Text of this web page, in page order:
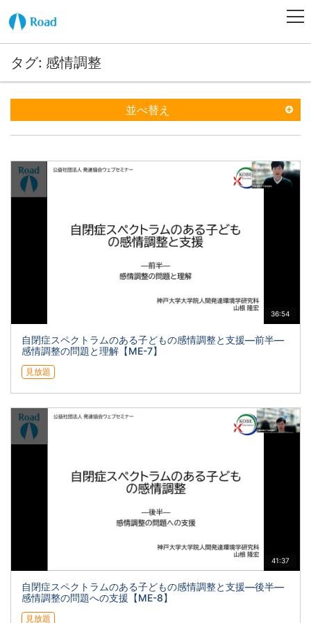
タグ: 感情調整
並べ替え
36:54
自閉症スペクトラムのある子どもの感情調整と支援―前半―
感情調整の問題と理解【ME-7】
見放題
41:37
自閉症スペクトラムのある子どもの感情調整と支援―後半―
感情調整の問題への支援【ME-8】
見放題